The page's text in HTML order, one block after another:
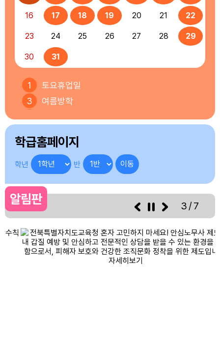
16 17 18 19 20 21 22
23 24 25 26 27 28 29
30 31
1
토요휴업일
3
여름방학
6
여름방학
7
여름방학
10
여름방학
11
여름방학
12
여름방학
13
여름방학
여름방학
학급홈페이지
학년 반
알림판 3/7